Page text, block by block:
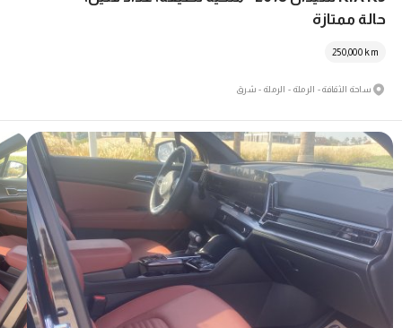
حالة ممتازة
250,000 km
ساحة الثقافة - الرملة - الرملة - شرق